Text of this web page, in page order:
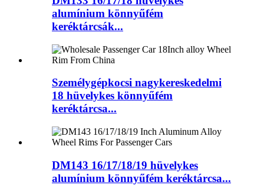
alumínium könnyűfém
keréktárcsák...
Személygépkocsi nagykereskedelmi
18 hüvelykes könnyűfém
keréktárcsa...
DM143 16/17/18/19 hüvelykes
alumínium könnyűfém keréktárcsa...